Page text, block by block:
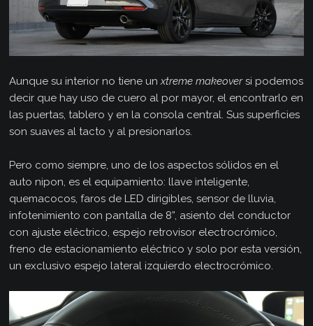
Aunque su interior no tiene unxtreme makeoversi podemos
decir que hay uso de cuero al por mayor, el encontrarlo en
las puertas, tablero y en la consola central. Sus superficies
son suaves al tacto y al presionarlos.
Pero como siempre, uno de los aspectos sólidos en el
auto nipon, es el equipamiento: llave inteligente,
quemacocos, faros de LED dirigibles, sensor de lluvia,
infotenimiento con pantalla de 8”, asiento del conductor
con ajuste eléctrico, espejo retrovisor electrocrómico,
freno de estacionamiento eléctrico y solo por esta versión,
un exclusivo espejo lateral izquierdo electrocrómico.